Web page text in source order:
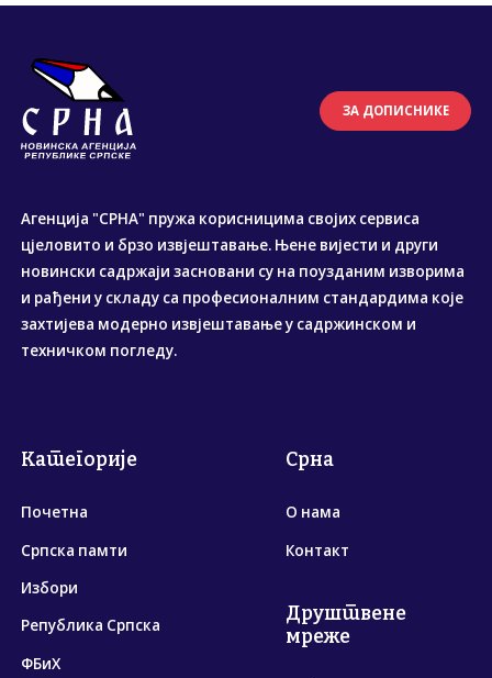
ЗА ДОПИСНИКЕ
Агенција "СРНА" пружа корисницима својих сервиса
цјеловито и брзо извјештавање. Њене вијести и други
новински садржаји засновани су на поузданим изворима
и рађени у складу са професионалним стандардима које
захтијева модерно извјештавање у садржинском и
техничком погледу.
Категорије
Почетна
Српска памти
Избори
Република Српска
ФБиХ
Срна
О нама
Контакт
Друштвене
мреже